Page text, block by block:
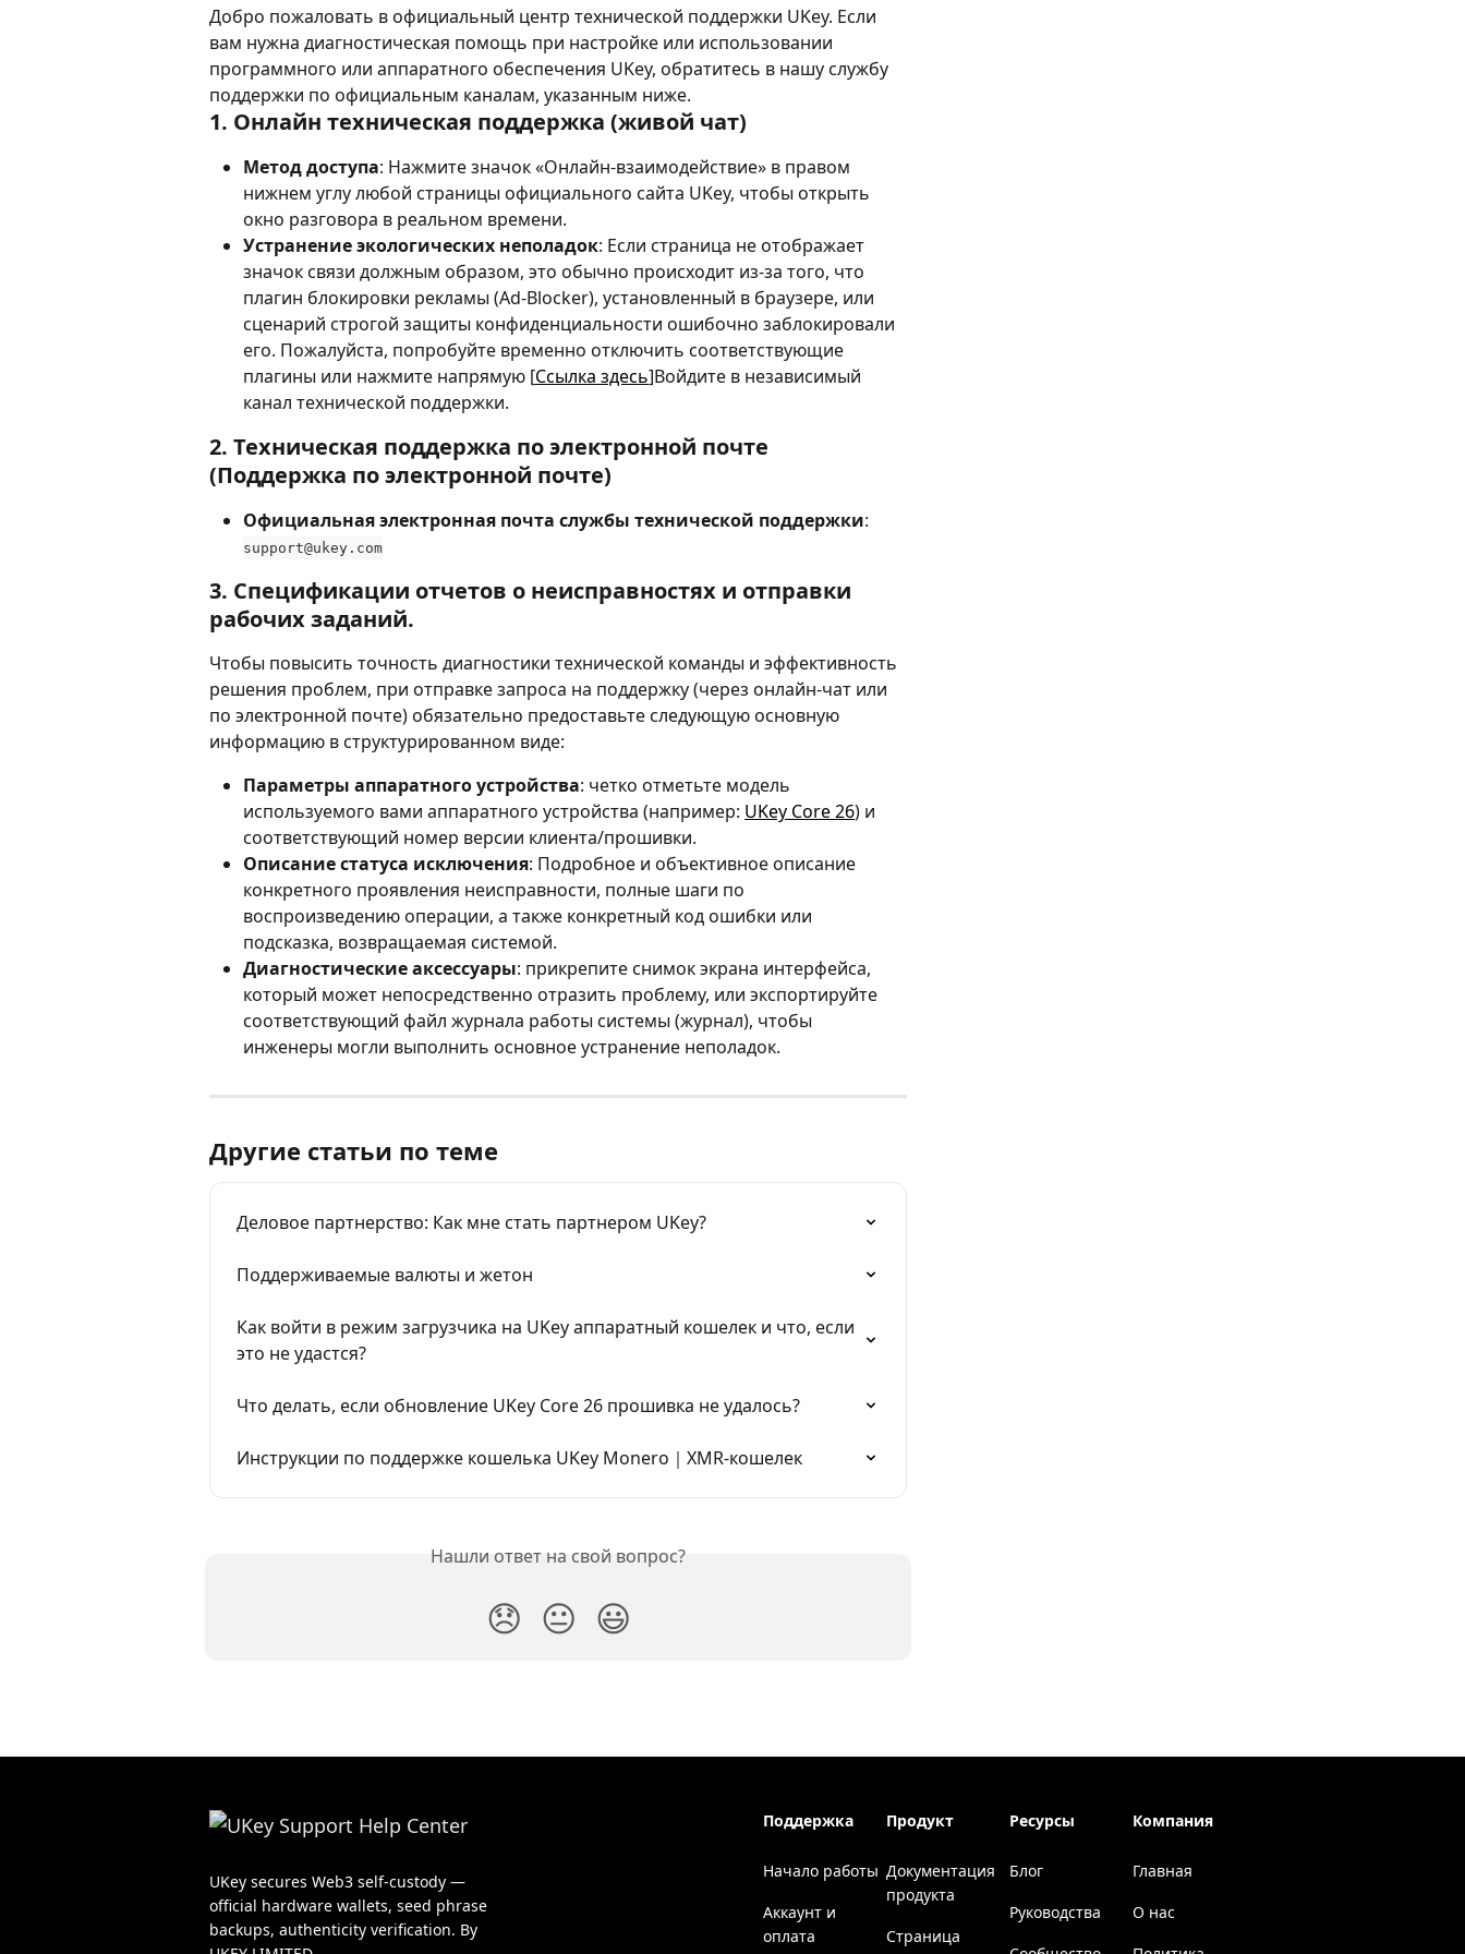
Добро пожаловать в официальный центр технической поддержки UKey. Если
вам нужна диагностическая помощь при настройке или использовании
программного или аппаратного обеспечения UKey, обратитесь в нашу службу
поддержки по официальным каналам, указанным ниже.
1. Онлайн техническая поддержка (живой чат)
Метод доступа: Нажмите значок «Онлайн-взаимодействие» в правом
нижнем углу любой страницы официального сайта UKey, чтобы открыть
окно разговора в реальном времени.
Устранение экологических неполадок: Если страница не отображает
значок связи должным образом, это обычно происходит из-за того, что
плагин блокировки рекламы (Ad-Blocker), установленный в браузере, или
сценарий строгой защиты конфиденциальности ошибочно заблокировали
его. Пожалуйста, попробуйте временно отключить соответствующие
плагины или нажмите напрямую [Ссылка здесь]Войдите в независимый
канал технической поддержки.
2. Техническая поддержка по электронной почте
(Поддержка по электронной почте)
Официальная электронная почта службы технической поддержки:
support@ukey.com
3. Спецификации отчетов о неисправностях и отправки
рабочих заданий.
Чтобы повысить точность диагностики технической команды и эффективность
решения проблем, при отправке запроса на поддержку (через онлайн-чат или
по электронной почте) обязательно предоставьте следующую основную
информацию в структурированном виде:
Параметры аппаратного устройства: четко отметьте модель
используемого вами аппаратного устройства (например: UKey Core 26) и
соответствующий номер версии клиента/прошивки.
Описание статуса исключения: Подробное и объективное описание
конкретного проявления неисправности, полные шаги по
воспроизведению операции, а также конкретный код ошибки или
подсказка, возвращаемая системой.
Диагностические аксессуары: прикрепите снимок экрана интерфейса,
который может непосредственно отразить проблему, или экспортируйте
соответствующий файл журнала работы системы (журнал), чтобы
инженеры могли выполнить основное устранение неполадок.
Другие статьи по теме
Деловое партнерство: Как мне стать партнером UKey?
Поддерживаемые валюты и жетон
Как войти в режим загрузчика на UKey аппаратный кошелек и что, если
это не удастся?
Что делать, если обновление UKey Core 26 прошивка не удалось?
Инструкции по поддержке кошелька UKey Monero｜XMR-кошелек
Нашли ответ на свой вопрос?
😞 😐 😃
UKey secures Web3 self-custody —
official hardware wallets, seed phrase
backups, authenticity verification. By
Поддержка
Начало работы
Аккаунт и
оплата
Продукт
Документация
продукта
Страница
Ресурсы
Блог
Руководства
Компания
Главная
О нас